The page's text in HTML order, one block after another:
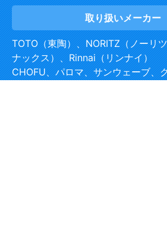
取り扱いメーカー
TOTO（東陶）、NORITZ（ノーリ
ナックス）、Rinnai（リンナイ）
CHOFU、パロマ、サンウェーブ、